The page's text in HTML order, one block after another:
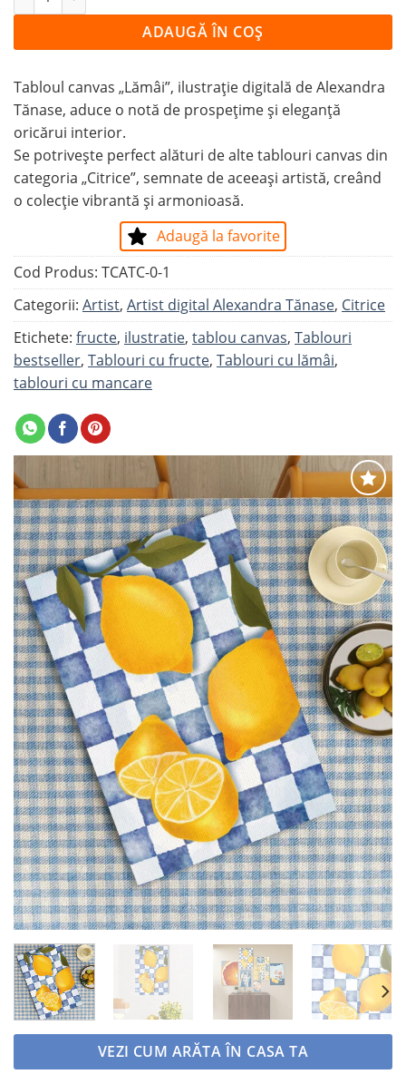
Adaugă
la
favorite
VEZI CUM ARĂTA ÎN CASA TA
ADAUGĂ ÎN COȘ
Tabloul canvas „Lămâi”, ilustrație digitală de Alexandra
Tănase, aduce o notă de prospețime și eleganță
oricărui interior.
Se potrivește perfect alături de alte tablouri canvas din
categoria „Citrice”, semnate de aceeași artistă, creând
o colecție vibrantă și armonioasă.
Adaugă la favorite
Cod Produs: TCATC-0-1
Categorii: Artist, Artist digital Alexandra Tănase, Citrice
Etichete: fructe, ilustratie, tablou canvas, Tablouri
bestseller, Tablouri cu fructe, Tablouri cu lămâi,
tablouri cu mancare